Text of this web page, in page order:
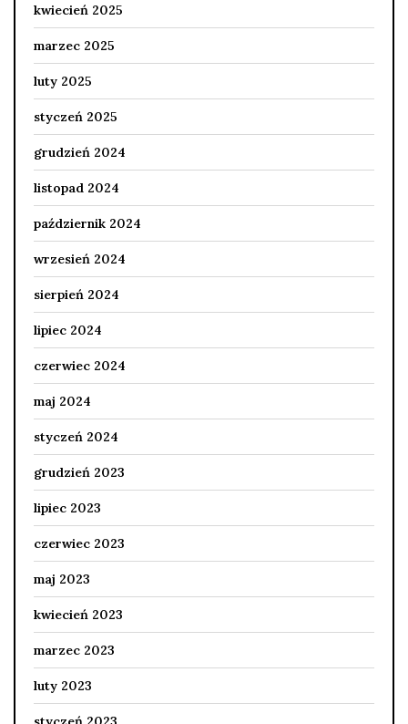
kwiecień 2025
marzec 2025
luty 2025
styczeń 2025
grudzień 2024
listopad 2024
październik 2024
wrzesień 2024
sierpień 2024
lipiec 2024
czerwiec 2024
maj 2024
styczeń 2024
grudzień 2023
lipiec 2023
czerwiec 2023
maj 2023
kwiecień 2023
marzec 2023
luty 2023